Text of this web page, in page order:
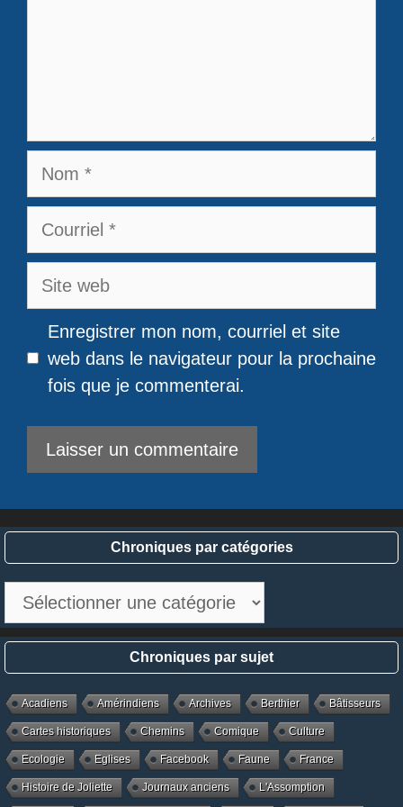
Nom
Courriel
Site
Enregistrer mon nom, courriel et site
web dans le navigateur pour la prochaine
fois que je commenterai.
Chroniques par catégories
catégories
Chroniques par sujet
Acadiens Amérindiens Archives Berthier Bâtisseurs
Cartes historiques Chemins Comique Culture
Ecologie Eglises Facebook Faune France
Histoire de Joliette Journaux anciens L'Assomption